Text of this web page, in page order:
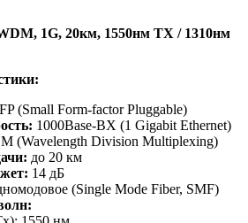
1G, 20км, 1550нм TX / 1310нм
(Small Form-factor Pluggable)
1000Base-BX (1 Gigabit Ethernet)
(Wavelength Division Multiplexing)
до 20 км
14 дБ
(Single Mode Fiber, SMF)